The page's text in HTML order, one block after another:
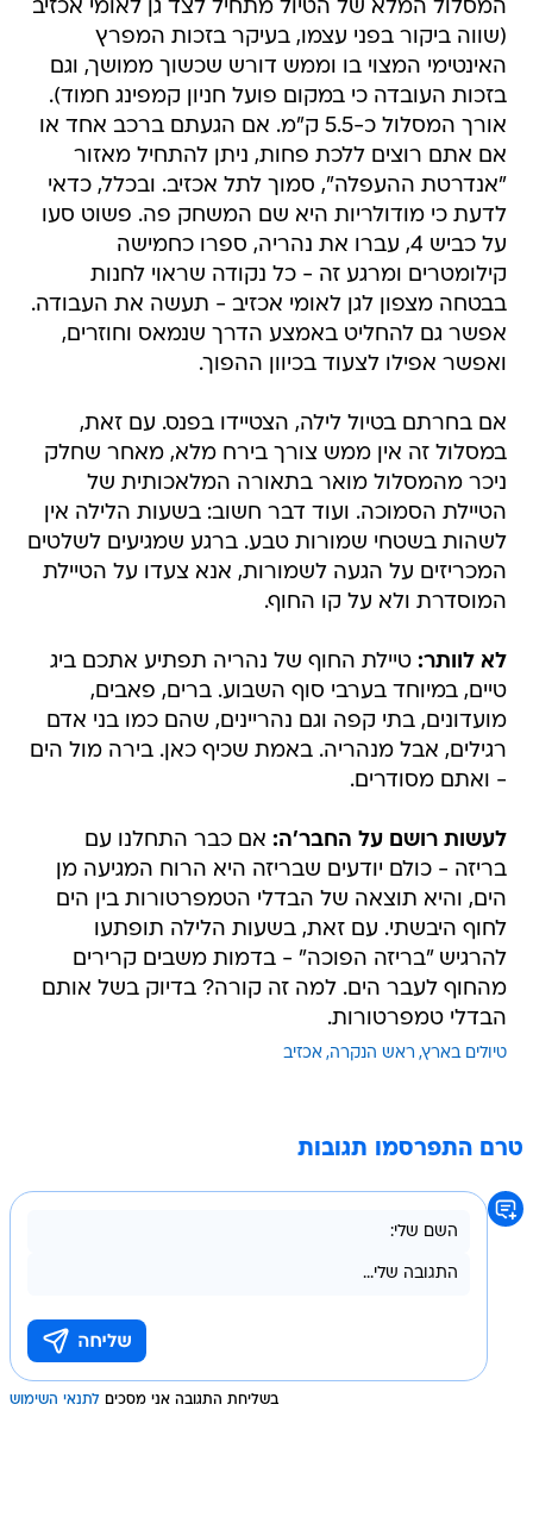
המסלול המלא של הטיול מתחיל לצד גן לאומי אכזיב
(שווה ביקור בפני עצמו, בעיקר בזכות המפרץ
האינטימי המצוי בו וממש דורש שכשוך ממושך, וגם
בזכות העובדה כי במקום פועל חניון קמפינג חמוד).
אורך המסלול כ-5.5 ק"מ. אם הגעתם ברכב אחד או
אם אתם רוצים ללכת פחות, ניתן להתחיל מאזור
"אנדרטת ההעפלה", סמוך לתל אכזיב. ובכלל, כדאי
לדעת כי מודולריות היא שם המשחק פה. פשוט סעו
על כביש 4, עברו את נהריה, ספרו כחמישה
קילומטרים ומרגע זה - כל נקודה שראוי לחנות
בבטחה מצפון לגן לאומי אכזיב - תעשה את העבודה.
אפשר גם להחליט באמצע הדרך שנמאס וחוזרים,
ואפשר אפילו לצעוד בכיוון ההפוך.
אם בחרתם בטיול לילה, הצטיידו בפנס. עם זאת,
במסלול זה אין ממש צורך בירח מלא, מאחר שחלק
ניכר מהמסלול מואר בתאורה המלאכותית של
הטיילת הסמוכה. ועוד דבר חשוב: בשעות הלילה אין
לשהות בשטחי שמורות טבע. ברגע שמגיעים לשלטים
המכריזים על הגעה לשמורות, אנא צעדו על הטיילת
המוסדרת ולא על קו החוף.
לא לוותר: טיילת החוף של נהריה תפתיע אתכם ביג
טיים, במיוחד בערבי סוף השבוע. ברים, פאבים,
מועדונים, בתי קפה וגם נהריינים, שהם כמו בני אדם
רגילים, אבל מנהריה. באמת שכיף כאן. בירה מול הים
- ואתם מסודרים.
לעשות רושם על החבר'ה: אם כבר התחלנו עם
בריזה - כולם יודעים שבריזה היא הרוח המגיעה מן
הים, והיא תוצאה של הבדלי הטמפרטורות בין הים
לחוף היבשתי. עם זאת, בשעות הלילה תופתעו
להרגיש "בריזה הפוכה" - בדמות משבים קרירים
מהחוף לעבר הים. למה זה קורה? בדיוק בשל אותם
הבדלי טמפרטורות.
טיולים בארץ ראש הנקרה אכזיב
טרם התפרסמו תגובות
בשליחת התגובה אני מסכים לתנאי השימוש